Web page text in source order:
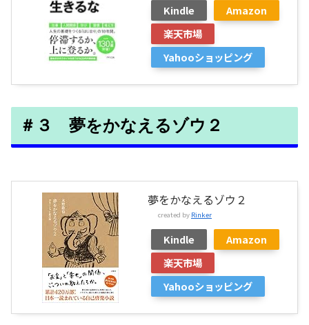
Kindle
Amazon
楽天市場
Yahooショッピング
＃３ 夢をかなえるゾウ２
夢をかなえるゾウ２
created by Rinker
Kindle
Amazon
楽天市場
Yahooショッピング